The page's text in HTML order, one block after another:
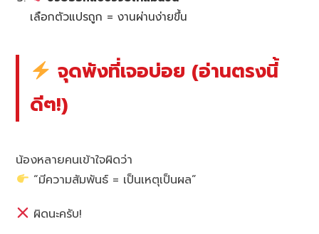
เลือกตัวแปรถูก = งานผ่านง่ายขึ้น
จุดพังที่เจอบ่อย (อ่านตรงนี้
ดีๆ!)
น้องหลายคนเข้าใจผิดว่า
“มีความสัมพันธ์ = เป็นเหตุเป็นผล”
ผิดนะครับ!